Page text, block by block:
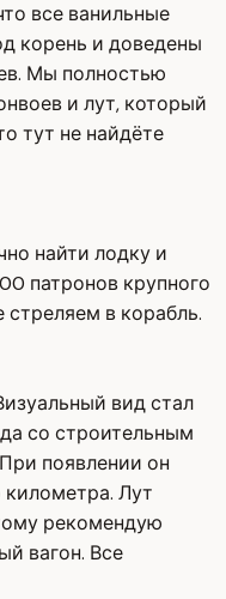
все ванильные
корень и доведены
Мы полностью
и лут, который
тут не найдёте
найти лодку и
патронов крупного
в корабль.
вид стал
со строительным
появлении он
Лут
рекомендую
вагон. Все